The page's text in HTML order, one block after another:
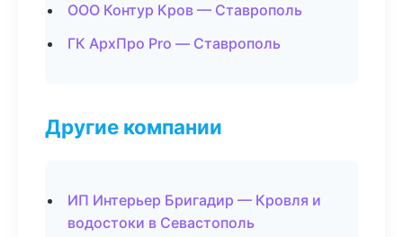
ООО Контур Кров — Ставрополь
ГК АрхПро Pro — Ставрополь
Другие компании
ИП Интерьер Бригадир — Кровля и
водостоки в Севастополь